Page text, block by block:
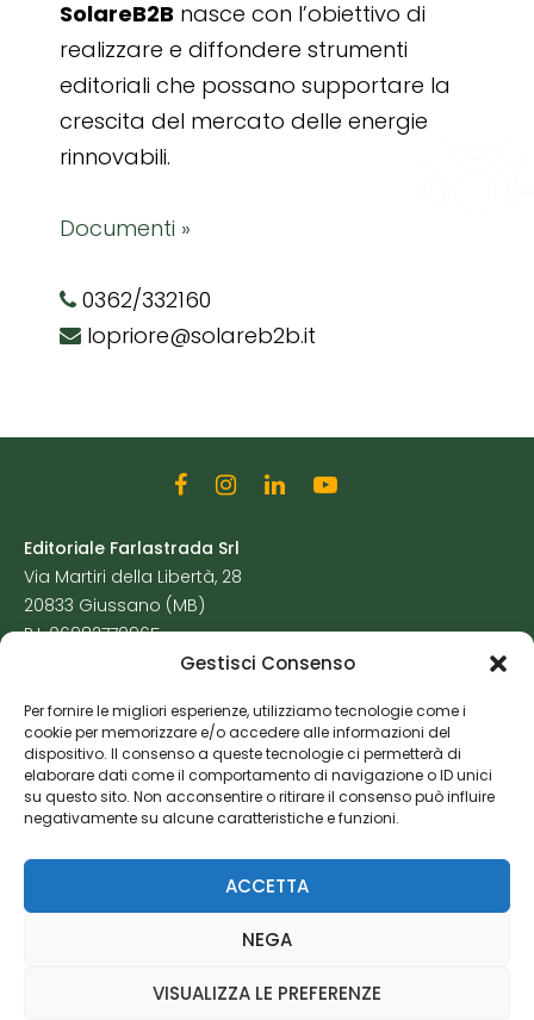
Gestisci Consenso
Per fornire le migliori esperienze, utilizziamo tecnologie come i
cookie per memorizzare e/o accedere alle informazioni del
dispositivo. Il consenso a queste tecnologie ci permetterà di
elaborare dati come il comportamento di navigazione o ID unici
su questo sito. Non acconsentire o ritirare il consenso può influire
negativamente su alcune caratteristiche e funzioni.
ACCETTA
NEGA
VISUALIZZA LE PREFERENZE
SolareB2B nasce con l’obiettivo di
realizzare e diffondere strumenti
editoriali che possano supportare la
crescita del mercato delle energie
rinnovabili.
Documenti »
0362/332160
lopriore@solareb2b.it
Editoriale Farlastrada Srl
Via Martiri della Libertà, 28
20833 Giussano (MB)
P.I. 06982770965
Cookie Policy
Risorse Aggiuntive